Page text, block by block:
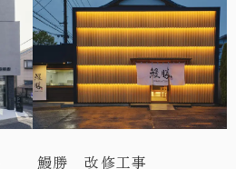
鰻勝 改修工事